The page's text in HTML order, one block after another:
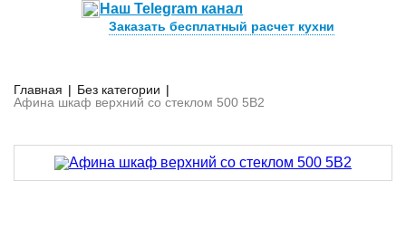
Наш Telegram канал
Заказать бесплатный расчет кухни
Главная | Без категории |
Афина шкаф верхний со стеклом 500 5В2